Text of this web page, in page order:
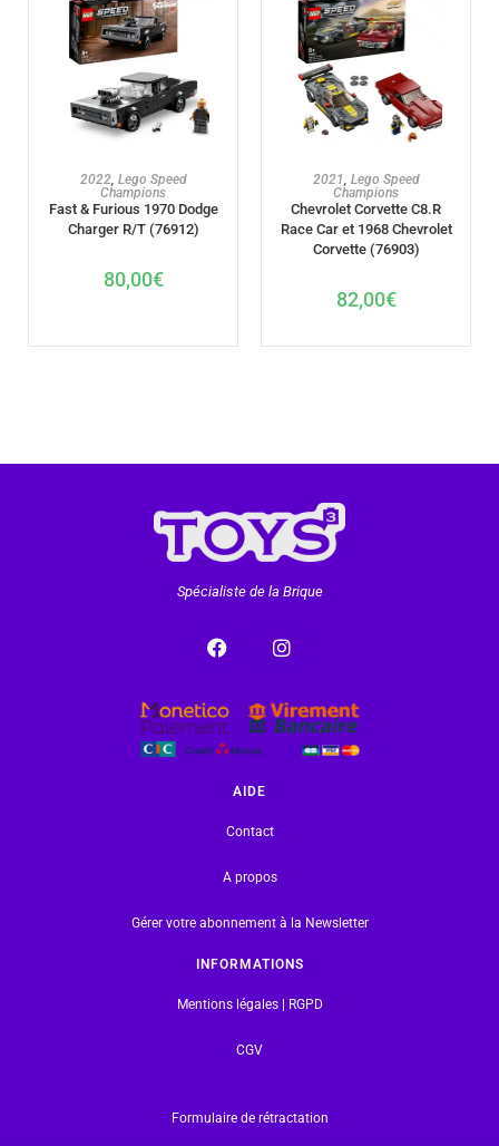
AJOUTER AU PANIER
2022, Lego Speed
Champions
Fast & Furious 1970 Dodge
Charger R/T (76912)
80,00€
AJOUTER AU PANIER
2021 Lego Speed
Champions
Chevrolet Corvette C8.R
Race Car et 1968 Chevrolet
Corvette (76903)
82,00€
Spécialiste de la Brique
AIDE
Contact
A propos
Gérer votre abonnement à la Newsletter
INFORMATIONS
Mentions légales | RGPD
CGV
Formulaire de rétractation